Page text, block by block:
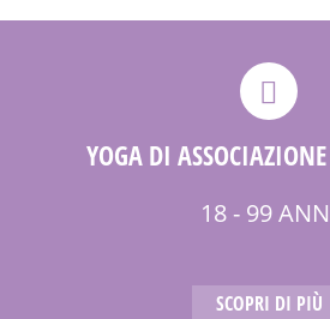
YOGA DI
18 - 99
SCOPRI DI PIÙ